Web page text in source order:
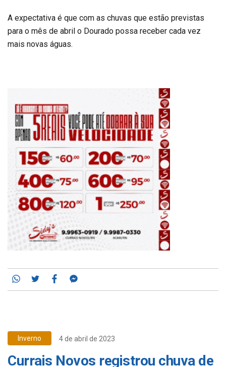
A expectativa é que com as chuvas que estão previstas
para o mês de abril o Dourado possa receber cada vez
mais novas águas.
Whatsapp
TwitterFacebook
Inverno 4 de abril de 2023
Currais Novos registrou chuva de